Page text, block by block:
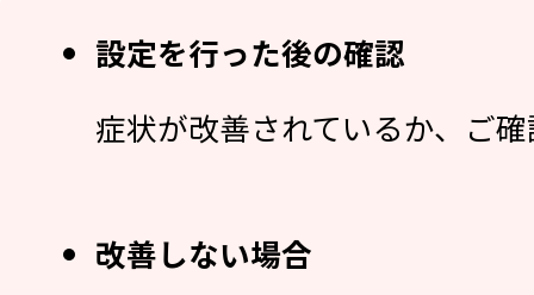
設定を行った後の確認
症状が改善されているか、ご
改善しない場合